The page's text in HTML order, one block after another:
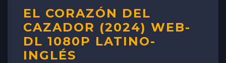
EL CORAZÓN DEL
CAZADOR (2024) WEB-
DL 1080P LATINO-
INGLÉS